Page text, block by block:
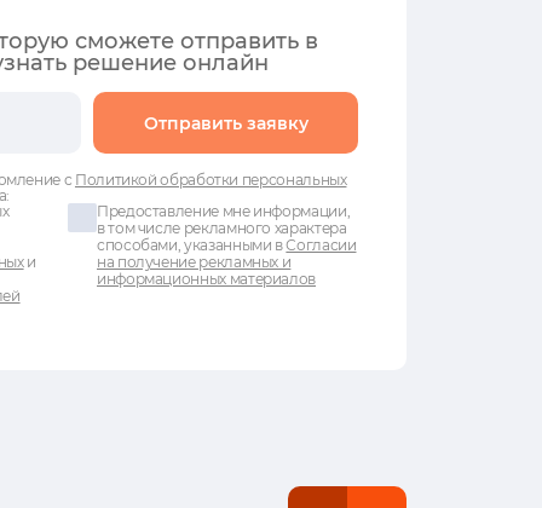
сможете отправить в
решение онлайн
Отправить заявку
с Политикой обработки персональных
и
Предоставление мне информации,
в том числе рекламного характера
способами, указанными вСогласии
на получение рекламных и
информационных материалов